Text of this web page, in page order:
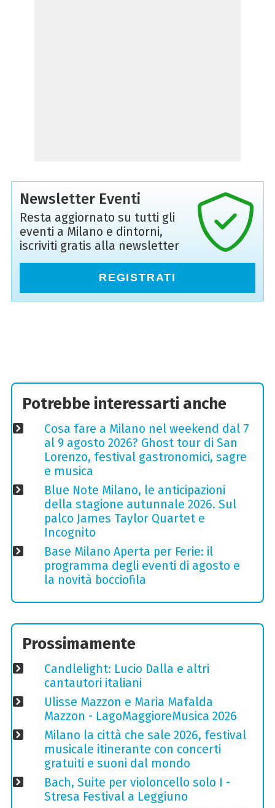
Newsletter Eventi
Resta aggiornato su tutti gli
eventi a Milano e dintorni,
iscriviti gratis alla newsletter
REGISTRATI
Potrebbe interessarti anche
Cosa fare a Milano nel weekend dal 7
al 9 agosto 2026? Ghost tour di San
Lorenzo, festival gastronomici, sagre
e musica
Blue Note Milano, le anticipazioni
della stagione autunnale 2026. Sul
palco James Taylor Quartet e
Incognito
Base Milano Aperta per Ferie: il
programma degli eventi di agosto e
la novità bocciofila
Prossimamente
Candlelight: Lucio Dalla e altri
cantautori italiani
Ulisse Mazzon e Maria Mafalda
Mazzon - LagoMaggioreMusica 2026
Milano la città che sale 2026, festival
musicale itinerante con concerti
gratuiti e suoni dal mondo
Bach, Suite per violoncello solo I -
Stresa Festival a Leggiuno